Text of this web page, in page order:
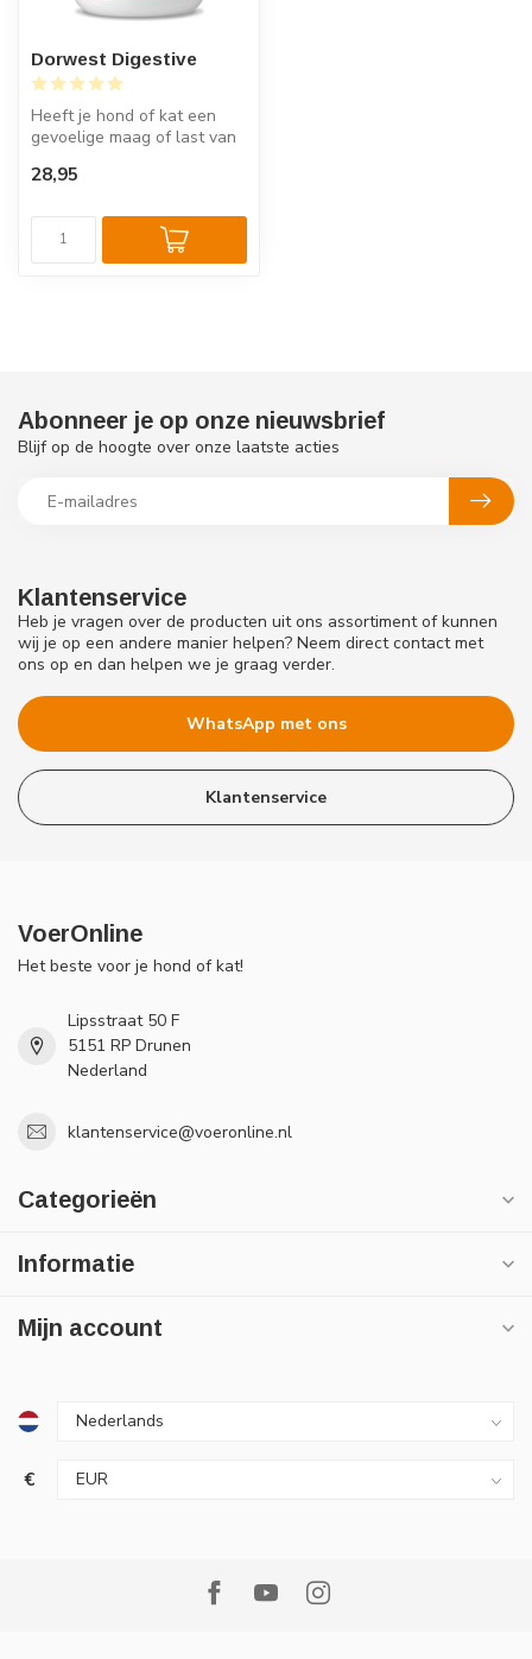
Dorwest Digestive
Heeft je hond of kat een
gevoelige maag of last van
Dorw...
28,95
Klantenservice
Heb je vragen over de producten uit ons assortiment of kunnen
wij je op een andere manier helpen? Neem direct contact met
ons op en dan helpen we je graag verder.
WhatsApp met ons
Klantenservice
Abonneer je op onze nieuwsbrief
Blijf op de hoogte over onze laatste acties
VoerOnline
Het beste voor je hond of kat!
Lipsstraat 50 F
5151 RP Drunen
Nederland
klantenservice@voeronline.nl
Categorieën
Informatie
Mijn account
€